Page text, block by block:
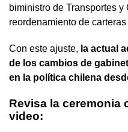
biministro de Transportes
reordenamiento de
Con este ajuste, la actual
de los cambios de
en la política chilena
Revisa la ceremonia
video: